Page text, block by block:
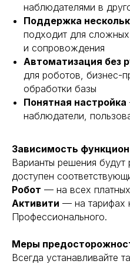
наблюдателями в
Поддержка
подходит для
и сопровождения
Автоматизация без
для роботов, бизнес-
обработки базы
Понятная настройка
наблюдатели,
Зависимость
Варианты решения будут
доступен
Робот — на всех
Активити — на тарифах
Профессионального.
Меры
Всегда устанавливайте